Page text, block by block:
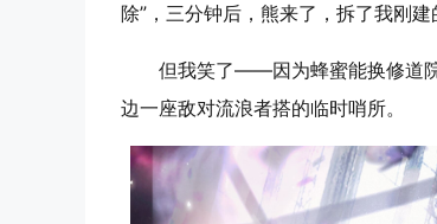
除”，三分钟后，熊来了，拆了我刚建
但我笑了——因为蜂蜜能换修道
边一座敌对流浪者搭的临时哨所。